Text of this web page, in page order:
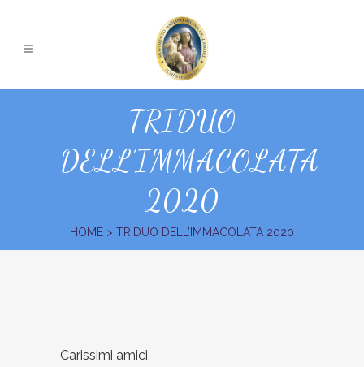
TRIDUO
DELL’IMMACOLATA
2020
HOME > TRIDUO DELL’IMMACOLATA 2020
Carissimi amici,